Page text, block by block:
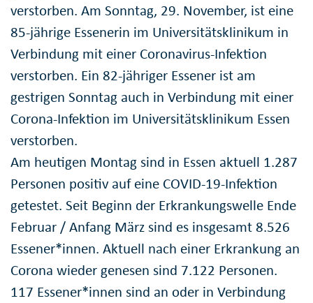
verstorben. Am Sonntag, 29. November, ist eine
85-jährige Essenerin im Universitätsklinikum in
Verbindung mit einer Coronavirus-Infektion
verstorben. Ein 82-jähriger Essener ist am
gestrigen Sonntag auch in Verbindung mit einer
Corona-Infektion im Universitätsklinikum Essen
verstorben.
Am heutigen Montag sind in Essen aktuell 1.287
Personen positiv auf eine COVID-19-Infektion
getestet. Seit Beginn der Erkrankungswelle Ende
Februar / Anfang März sind es insgesamt 8.526
Essener*innen. Aktuell nach einer Erkrankung an
Corona wieder genesen sind 7.122 Personen.
117 Essener*innen sind an oder in Verbindung